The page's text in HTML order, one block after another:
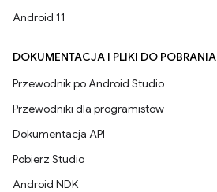
Android 11
DOKUMENTACJA I PLIKI DO POBRANIA
Przewodnik po Android Studio
Przewodniki dla programistów
Dokumentacja API
Pobierz Studio
Android NDK